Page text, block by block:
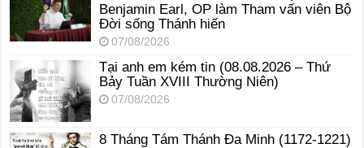
Benjamin Earl, OP làm Tham vấn viên Bộ
Đời sống Thánh hiến
07/08/2026
Tại anh em kém tin (08.08.2026 – Thứ
Bảy Tuần XVIII Thường Niên)
07/08/2026
8 Tháng Tám Thánh Ða Minh (1172-1221)